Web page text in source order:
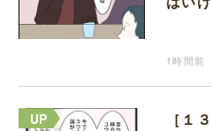
1時間前
［１